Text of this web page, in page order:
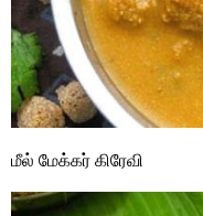
மீல் மேக்கர் கிரேவி